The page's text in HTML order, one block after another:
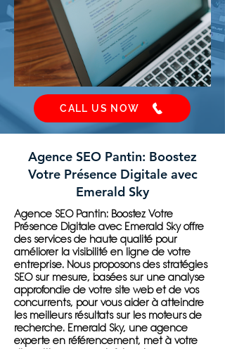
CALL US NOW
Agence SEO Pantin: Boostez
Votre Présence Digitale avec
Emerald Sky
Agence SEO Pantin: Boostez Votre
Présence Digitale avec Emerald Sky offre
des services de haute qualité pour
améliorer la visibilité en ligne de votre
entreprise. Nous proposons des stratégies
SEO sur mesure, basées sur une analyse
approfondie de votre site web et de vos
concurrents, pour vous aider à atteindre
les meilleurs résultats sur les moteurs de
recherche. Emerald Sky, une agence
experte en référencement, met à votre